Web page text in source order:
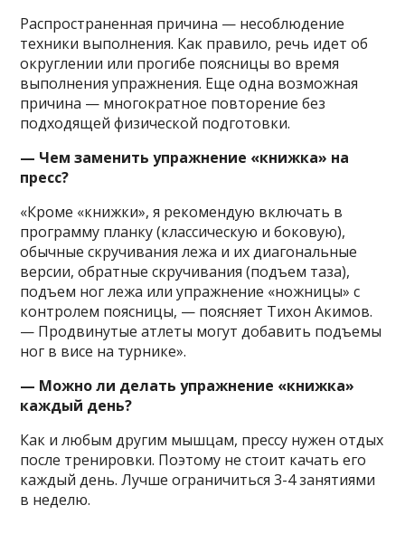
Распространенная причина — несоблюдение
техники выполнения. Как правило, речь идет об
округлении или прогибе поясницы во время
выполнения упражнения. Еще одна возможная
причина — многократное повторение без
подходящей физической подготовки.
— Чем заменить упражнение «книжка» на
пресс?
«Кроме «книжки», я рекомендую включать в
программу планку (классическую и боковую),
обычные скручивания лежа и их диагональные
версии, обратные скручивания (подъем таза),
подъем ног лежа или упражнение «ножницы» с
контролем поясницы, — поясняет Тихон Акимов.
— Продвинутые атлеты могут добавить подъемы
ног в висе на турнике».
— Можно ли делать упражнение «книжка»
каждый день?
Как и любым другим мышцам, прессу нужен отдых
после тренировки. Поэтому не стоит качать его
каждый день. Лучше ограничиться 3-4 занятиями
в неделю.